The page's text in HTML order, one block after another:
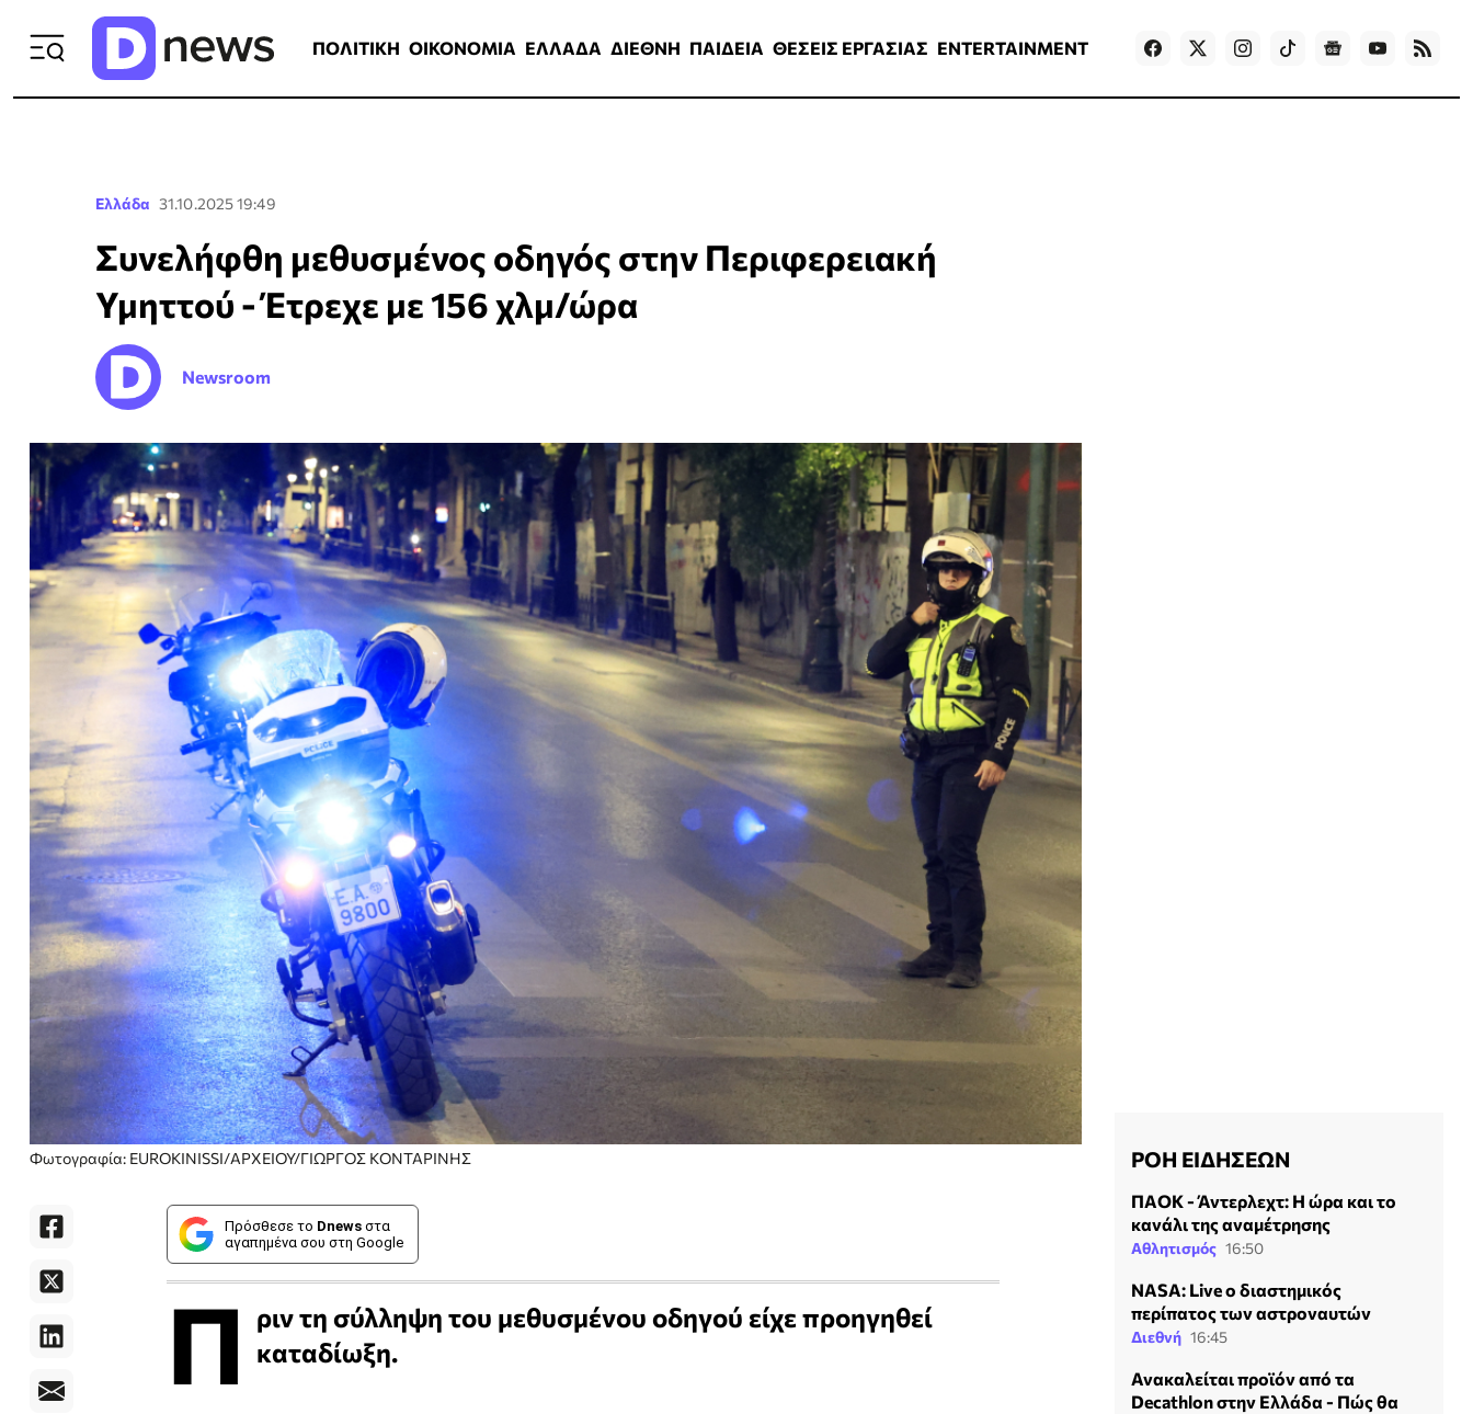
ΠΟΛΙΤΙΚΗ ΟΙΚΟΝΟΜΙΑ ΕΛΛΑΔΑ ΔΙΕΘΝΗ ΠΑΙΔΕΙΑ ΘΕΣΕΙΣ ΕΡΓΑΣΙΑΣ ENTERTAINMENT Games
Ελλάδα 31.10.2025 19:49
Συνελήφθη μεθυσμένος οδηγός στην Περιφερειακή
Υμηττού - Έτρεχε με 156 χλμ/ώρα
Newsroom
Φωτογραφία: EUROKINISSI/ΑΡΧΕΙΟΥ/ΓΙΩΡΓΟΣ ΚΟΝΤΑΡΙΝΗΣ
Πρόσθεσε το Dnews στα
αγαπημένα σου στη Google
Π
ριν τη σύλληψη του μεθυσμένου οδηγού είχε προηγηθεί
καταδίωξη.
ΡΟΗ ΕΙΔΗΣΕΩΝ
ΠΑΟΚ - Άντερλεχτ: Η ώρα και το
κανάλι της αναμέτρησης
Αθλητισμός 16:50
NASA: Live ο διαστημικός
περίπατος των αστροναυτών
Διεθνή 16:45
Ανακαλείται προϊόν από τα
Decathlon στην Ελλάδα - Πώς θα